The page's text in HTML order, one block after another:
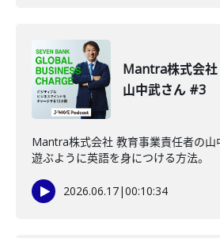
Mantra株式会
山中武さん #3
Mantra株式会社 教育事業責任者の山
遊ぶように英語を身につける方法。
2026.06.17|00:10:34